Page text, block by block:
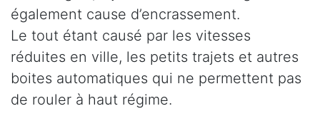
également cause d’encrassement.
Le tout étant causé par les vitesses
réduites en ville, les petits trajets et autres
boites automatiques qui ne permettent pas
de rouler à haut régime.